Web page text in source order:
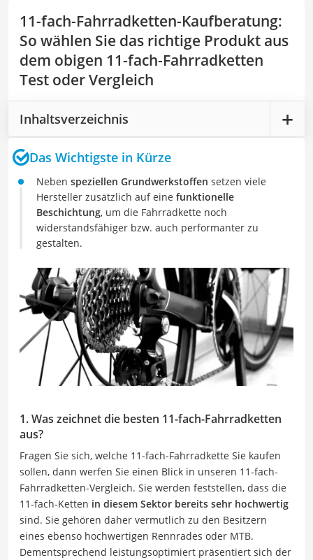
11-fach-Fahrradketten-Kaufberatung:
So wählen Sie das richtige Produkt aus
dem obigen 11-fach-Fahrradketten
Test oder Vergleich
Inhaltsverzeichnis
Das Wichtigste in Kürze
Neben speziellen Grundwerkstoffen setzen viele
Hersteller zusätzlich auf eine funktionelle
Beschichtung, um die Fahrradkette noch
widerstandsfähiger bzw. auch performanter zu
gestalten.
1. Was zeichnet die besten 11-fach-Fahrradketten
aus?
Fragen Sie sich, welche 11-fach-Fahrradkette Sie kaufen
sollen, dann werfen Sie einen Blick in unseren 11-fach-
Fahrradketten-Vergleich. Sie werden feststellen, dass die
11-fach-Ketten in diesem Sektor bereits sehr hochwertig
sind. Sie gehören daher vermutlich zu den Besitzern
eines ebenso hochwertigen Rennrades oder MTB.
Dementsprechend leistungsoptimiert präsentiert sich der